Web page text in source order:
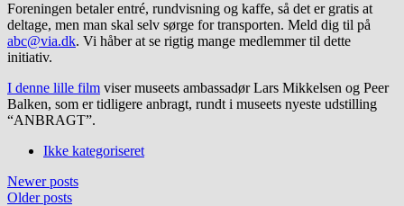
Foreningen betaler entré, rundvisning og kaffe, så det er gratis at
deltage, men man skal selv sørge for transporten. Meld dig til på
abc@via.dk. Vi håber at se rigtig mange medlemmer til dette
initiativ.
I denne lille film viser museets ambassadør Lars Mikkelsen og Peer
Balken, som er tidligere anbragt, rundt i museets nyeste udstilling
“ANBRAGT”.
Ikke kategoriseret
Posts
navigation
Newer posts
Older posts